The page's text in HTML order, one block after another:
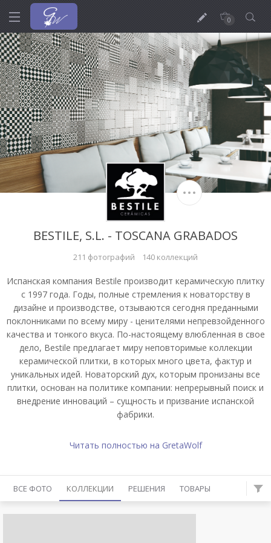
0
BESTILE, S.L. - TOSCANA GRABADOS
211 фотографий 140 коллекций
Испанская компания Bestile производит керамическую плитку
с 1997 года. Годы, полные стремления к новаторству в
дизайне и производстве, отзываются сегодня преданными
поклонниками по всему миру - ценителями непревзойденного
качества и тонкого вкуса. По-настоящему влюбленная в свое
дело, Bestile предлагает миру неповторимые коллекции
керамической плитки, в которых много цвета, фактур и
уникальных идей. Новаторский дух, которым пронизаны все
плитки, основан на политике компании: непрерывный поиск и
внедрение инноваций – сущность и призвание испанской
фабрики.
Читать полностью на GretaWolf
ВСЕ ФОТО КОЛЛЕКЦИИ РЕШЕНИЯ ТОВАРЫ